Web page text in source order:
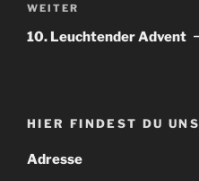
Nächster
Beitrag
WEITER
10. Leuchtender Advent
HIER FINDEST DU UNS
Adresse